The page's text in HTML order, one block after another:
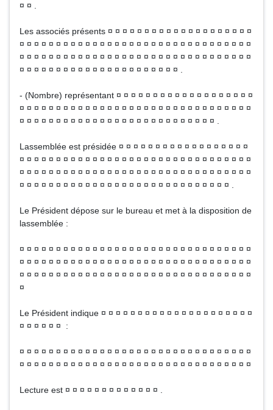
¤ ¤ .
Les associés présents ¤ ¤ ¤ ¤ ¤ ¤ ¤ ¤ ¤ ¤ ¤ ¤ ¤ ¤ ¤ ¤ ¤ ¤ ¤ ¤
¤ ¤ ¤ ¤ ¤ ¤ ¤ ¤ ¤ ¤ ¤ ¤ ¤ ¤ ¤ ¤ ¤ ¤ ¤ ¤ ¤ ¤ ¤ ¤ ¤ ¤ ¤ ¤ ¤ ¤ ¤ ¤
¤ ¤ ¤ ¤ ¤ ¤ ¤ ¤ ¤ ¤ ¤ ¤ ¤ ¤ ¤ ¤ ¤ ¤ ¤ ¤ ¤ ¤ ¤ ¤ ¤ ¤ ¤ ¤ ¤ ¤ ¤ ¤
¤ ¤ ¤ ¤ ¤ ¤ ¤ ¤ ¤ ¤ ¤ ¤ ¤ ¤ ¤ ¤ ¤ ¤ ¤ ¤ ¤ ¤ .
- (Nombre) représentant ¤ ¤ ¤ ¤ ¤ ¤ ¤ ¤ ¤ ¤ ¤ ¤ ¤ ¤ ¤ ¤ ¤ ¤ ¤
¤ ¤ ¤ ¤ ¤ ¤ ¤ ¤ ¤ ¤ ¤ ¤ ¤ ¤ ¤ ¤ ¤ ¤ ¤ ¤ ¤ ¤ ¤ ¤ ¤ ¤ ¤ ¤ ¤ ¤ ¤ ¤
¤ ¤ ¤ ¤ ¤ ¤ ¤ ¤ ¤ ¤ ¤ ¤ ¤ ¤ ¤ ¤ ¤ ¤ ¤ ¤ ¤ ¤ ¤ ¤ ¤ ¤ ¤ .
Lassemblée est présidée ¤ ¤ ¤ ¤ ¤ ¤ ¤ ¤ ¤ ¤ ¤ ¤ ¤ ¤ ¤ ¤ ¤ ¤
¤ ¤ ¤ ¤ ¤ ¤ ¤ ¤ ¤ ¤ ¤ ¤ ¤ ¤ ¤ ¤ ¤ ¤ ¤ ¤ ¤ ¤ ¤ ¤ ¤ ¤ ¤ ¤ ¤ ¤ ¤ ¤
¤ ¤ ¤ ¤ ¤ ¤ ¤ ¤ ¤ ¤ ¤ ¤ ¤ ¤ ¤ ¤ ¤ ¤ ¤ ¤ ¤ ¤ ¤ ¤ ¤ ¤ ¤ ¤ ¤ ¤ ¤ ¤
¤ ¤ ¤ ¤ ¤ ¤ ¤ ¤ ¤ ¤ ¤ ¤ ¤ ¤ ¤ ¤ ¤ ¤ ¤ ¤ ¤ ¤ ¤ ¤ ¤ ¤ ¤ ¤ ¤ .
Le Président dépose sur le bureau et met à la disposition de
lassemblée :
¤ ¤ ¤ ¤ ¤ ¤ ¤ ¤ ¤ ¤ ¤ ¤ ¤ ¤ ¤ ¤ ¤ ¤ ¤ ¤ ¤ ¤ ¤ ¤ ¤ ¤ ¤ ¤ ¤ ¤ ¤ ¤
¤ ¤ ¤ ¤ ¤ ¤ ¤ ¤ ¤ ¤ ¤ ¤ ¤ ¤ ¤ ¤ ¤ ¤ ¤ ¤ ¤ ¤ ¤ ¤ ¤ ¤ ¤ ¤ ¤ ¤ ¤ ¤
¤ ¤ ¤ ¤ ¤ ¤ ¤ ¤ ¤ ¤ ¤ ¤ ¤ ¤ ¤ ¤ ¤ ¤ ¤ ¤ ¤ ¤ ¤ ¤ ¤ ¤ ¤ ¤ ¤ ¤ ¤ ¤
¤
Le Président indique ¤ ¤ ¤ ¤ ¤ ¤ ¤ ¤ ¤ ¤ ¤ ¤ ¤ ¤ ¤ ¤ ¤ ¤ ¤ ¤ ¤
¤ ¤ ¤ ¤ ¤ ¤ :
¤ ¤ ¤ ¤ ¤ ¤ ¤ ¤ ¤ ¤ ¤ ¤ ¤ ¤ ¤ ¤ ¤ ¤ ¤ ¤ ¤ ¤ ¤ ¤ ¤ ¤ ¤ ¤ ¤ ¤ ¤ ¤
¤ ¤ ¤ ¤ ¤ ¤ ¤ ¤ ¤ ¤ ¤ ¤ ¤ ¤ ¤ ¤ ¤ ¤ ¤ ¤ ¤ ¤ ¤ ¤ ¤ ¤ ¤ ¤ ¤ ¤ ¤ ¤
Lecture est ¤ ¤ ¤ ¤ ¤ ¤ ¤ ¤ ¤ ¤ ¤ ¤ ¤ .